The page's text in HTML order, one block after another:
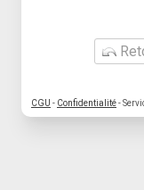
CGU - Confidentialité-